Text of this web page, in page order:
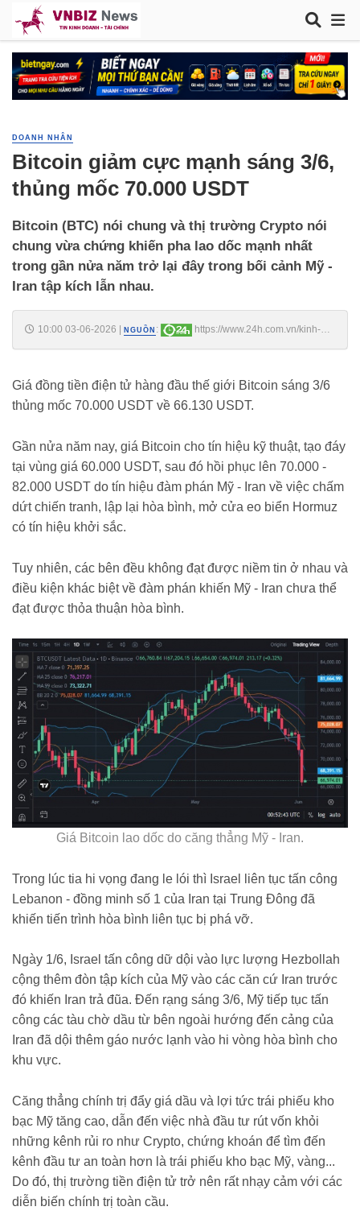
DOANH NHÂN
Bitcoin giảm cực mạnh sáng 3/6,
thủng mốc 70.000 USDT
Bitcoin (BTC) nói chung và thị trường Crypto nói
chung vừa chứng khiến pha lao dốc mạnh nhất
trong gần nửa năm trở lại đây trong bối cảnh Mỹ -
Iran tập kích lẫn nhau.
10:00 03-06-2026 NGUỒN :
https://www.24h.com.vn/kinh-
Giá đồng tiền điện tử hàng đầu thế giới Bitcoin sáng 3/6
thủng mốc 70.000 USDT về 66.130 USDT.
Gần nửa năm nay, giá Bitcoin cho tín hiệu kỹ thuật, tạo đáy
tại vùng giá 60.000 USDT, sau đó hồi phục lên 70.000 -
82.000 USDT do tín hiệu đàm phán Mỹ - Iran về việc chấm
dứt chiến tranh, lập lại hòa bình, mở cửa eo biển Hormuz
có tín hiệu khởi sắc.
Tuy nhiên, các bên đều không đạt được niềm tin ở nhau và
điều kiện khác biệt về đàm phán khiến Mỹ - Iran chưa thể
đạt được thỏa thuận hòa bình.
Giá Bitcoin lao dốc do căng thẳng Mỹ - Iran.
Trong lúc tia hi vọng đang le lói thì Israel liên tục tấn công
Lebanon - đồng minh số 1 của Iran tại Trung Đông đã
khiến tiến trình hòa bình liên tục bị phá vỡ.
Ngày 1/6, Israel tấn công dữ dội vào lực lượng Hezbollah
cộng thêm đòn tập kích của Mỹ vào các căn cứ Iran trước
đó khiến Iran trả đũa. Đến rạng sáng 3/6, Mỹ tiếp tục tấn
công các tàu chờ dầu từ bên ngoài hướng đến cảng của
Iran đã dội thêm gáo nước lạnh vào hi vòng hòa bình cho
khu vực.
Căng thẳng chính trị đẩy giá dầu và lợi tức trái phiếu kho
bạc Mỹ tăng cao, dẫn đến việc nhà đầu tư rút vốn khỏi
những kênh rủi ro như Crypto, chứng khoán để tìm đến
kênh đầu tư an toàn hơn là trái phiếu kho bạc Mỹ, vàng...
Do đó, thị trường tiền điện tử trở nên rất nhạy cảm với các
diễn biến chính trị toàn cầu.